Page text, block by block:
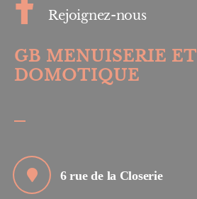
Rejoignez-nous
GB MENUISERIE ET
DOMOTIQUE
6 rue de la Closerie